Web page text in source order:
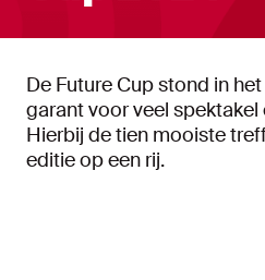
De Future Cup stond in
garant voor veel
Hierbij de tien mooiste
editie op een rij.